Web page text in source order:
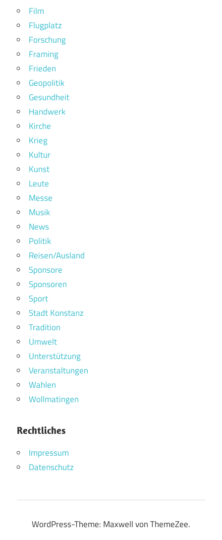
Film
Flugplatz
Forschung
Framing
Frieden
Geopolitik
Gesundheit
Handwerk
Kirche
Krieg
Kultur
Kunst
Leute
Messe
Musik
News
Politik
Reisen/Ausland
Sponsore
Sponsoren
Sport
Stadt Konstanz
Tradition
Umwelt
Unterstützung
Veranstaltungen
Wahlen
Wollmatingen
Rechtliches
Impressum
Datenschutz
WordPress-Theme: Maxwell von ThemeZee.